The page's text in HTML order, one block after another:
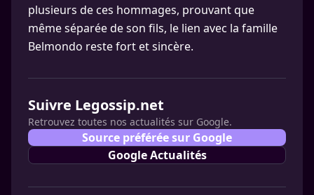
plusieurs de ces hommages, prouvant que
même séparée de son fils, le lien avec la famille
Belmondo reste fort et sincère.
Suivre Legossip.net
Retrouvez toutes nos actualités sur Google.
Source préférée sur Google
Google Actualités